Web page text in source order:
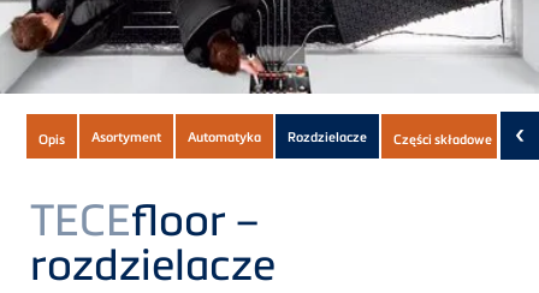
Subnavigation
of
current
Product
Opis Asortyment Automatyka Rozdzielacze Części składowe Do
‹
TECEfloor –
rozdzielacze